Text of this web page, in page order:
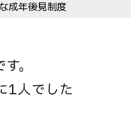
成年後見制度
。
1人でした